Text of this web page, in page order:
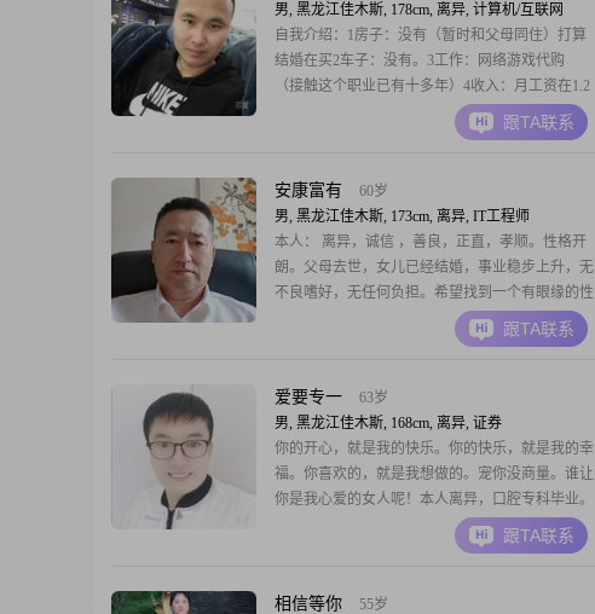
男, 黑龙江佳木斯, 178cm, 离异, 计算机/互联网
自我介绍：1房子：没有（暂时和父母同住）打算
结婚在买2车子：没有。3工作：网络游戏代购
（接触这个职业已有十多年）4收入：月工资在1.2
到3w（年薪不低于20w）5家庭成员：母亲 哥哥 妹
妹 父亲病逝，母亲已经找到另一半很幸福，他是
能说，我认为沟通可以化解一切事情。
跟TA联系
安康富有
60岁
男, 黑龙江佳木斯, 173cm, 离异, IT工程师
本人： 离异，诚信 ，善良，正直，孝顺。性格开
朗。父母去世，女儿已经结婚，事业稳步上升，无
不良嗜好，无任何负担。希望找到一个有眼缘的性
格能合得来的美女。宁缺毋滥。谢谢。祝大家：健
康，富有，平安，如意，高升，生意兴隆通四海，
盛！龙年大吉！
跟TA联系
爱要专一
63岁
男, 黑龙江佳木斯, 168cm, 离异, 证券
你的开心，就是我的快乐。你的快乐，就是我的幸
福。你喜欢的，就是我想做的。宠你没商量。谁让
你是我心爱的女人呢！本人离异，口腔专科毕业。
不吸烟，不喝酒，不打牌，不赌博。上市公司股权
的持有者。不知道你是否愿意和我过候鸟的生活
跟TA联系
相信等你
55岁